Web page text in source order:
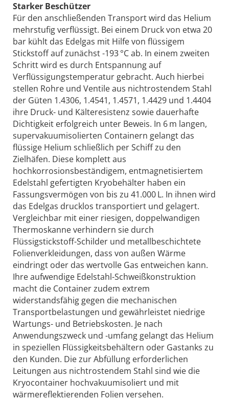
Starker Beschützer
Für den anschließenden Transport wird das Helium
mehrstufig verflüssigt. Bei einem Druck von etwa 20
bar kühlt das Edelgas mit Hilfe von flüssigem
Stickstoff auf zunächst -193 °C ab. In einem zweiten
Schritt wird es durch Entspannung auf
Verflüssigungstemperatur gebracht. Auch hierbei
stellen Rohre und Ventile aus nichtrostendem Stahl
der Güten 1.4306, 1.4541, 1.4571, 1.4429 und 1.4404
ihre Druck- und Kälteresistenz sowie dauerhafte
Dichtigkeit erfolgreich unter Beweis. In 6 m langen,
supervakuumisolierten Containern gelangt das
flüssige Helium schließlich per Schiff zu den
Zielhäfen. Diese komplett aus
hochkorrosionsbeständigem, entmagnetisiertem
Edelstahl gefertigten Kryobehälter haben ein
Fassungsvermögen von bis zu 41.000 L. In ihnen wird
das Edelgas drucklos transportiert und gelagert.
Vergleichbar mit einer riesigen, doppelwandigen
Thermoskanne verhindern sie durch
Flüssigstickstoff-Schilder und metallbeschichtete
Folienverkleidungen, dass von außen Wärme
eindringt oder das wertvolle Gas entweichen kann.
Ihre aufwendige Edelstahl-Schweißkon­struktion
macht die Container zudem extrem
widerstandsfähig gegen die mechanischen
Transportbelastungen und gewährleistet niedrige
Wartungs- und Betriebskosten. Je nach
Anwendungszweck und -umfang gelangt das Helium
in speziellen Flüssigkeitsbehältern oder Gastanks zu
den Kunden. Die zur Abfüllung erforderlichen
Leitungen aus nichtrostendem Stahl sind wie die
Kryocontainer hochvakuumisoliert und mit
wärmereflektierenden Folien versehen.